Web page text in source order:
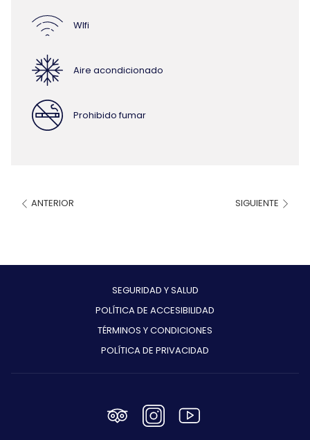
WIfi
Aire acondicionado
Prohibido fumar
ANTERIOR SIGUIENTE
SEGURIDAD Y SALUD
POLÍTICA DE ACCESIBILIDAD
TÉRMINOS Y CONDICIONES
POLÍTICA DE PRIVACIDAD